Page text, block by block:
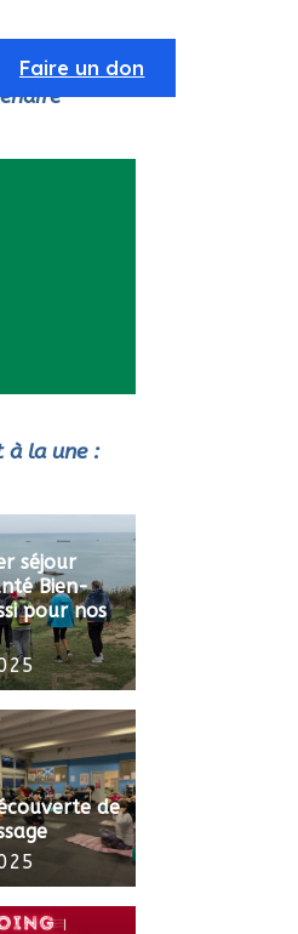
Faire un don
à la une :
séjour
Bien-
pour nos
de